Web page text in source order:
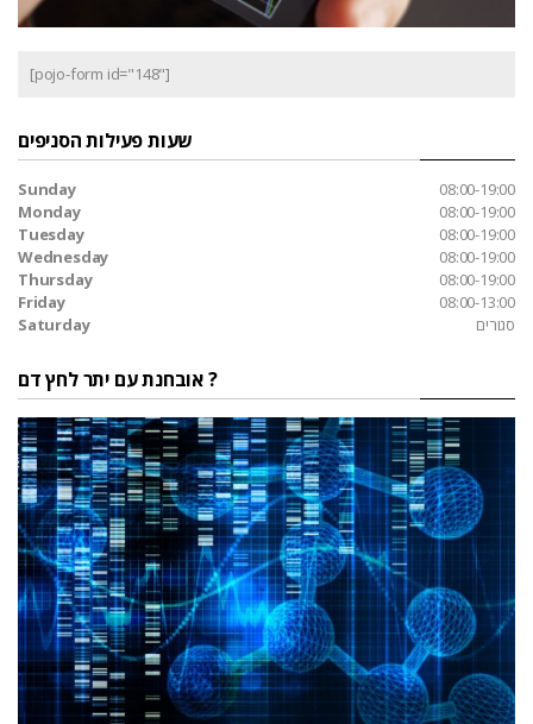
[pojo-form id="148"]
שעות פעילות הסניפים
Sunday
08:00-19:00
Monday
08:00-19:00
Tuesday
08:00-19:00
Wednesday
08:00-19:00
Thursday
08:00-19:00
Friday
08:00-13:00
Saturday
סגורים
אובחנת עם יתר לחץ דם ?